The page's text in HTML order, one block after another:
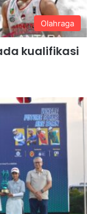
Olahraga
kualifikasi